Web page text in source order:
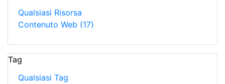
Qualsiasi Risorsa
Contenuto Web (17)
Tag
Qualsiasi Tag